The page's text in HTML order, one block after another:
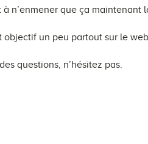
à n’enmener que ça maintenant
objectif un peu partout sur le
questions, n’hésitez pas.